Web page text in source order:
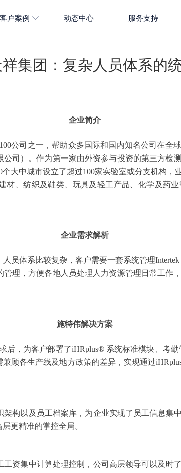
客户案例 动态中心 服务支持
祥集团：复杂人员体系的
企业简介
公司之一，帮助众多国际和国内知名公司在全
司）。作为第一家由外资参与投资的第三方检
大中城市设立了超过100家实验室或分支机构，
材、纺织及鞋类、玩具及轻工产品、化学及药
企业需求解析
员体系比较复杂，客户需要一套系统管理
理，方便各地人员处理人力资源管理日常工作
施特伟解决方案
求后，为客户部署了iHRplus® 系统标准模块、考
顾各生产线及地方政策的差异，实现通过
构以及员工档案库，为企业实现了员工信息集
更精准的掌控全局。
资集中计算处理控制，公司高层领导可以及时